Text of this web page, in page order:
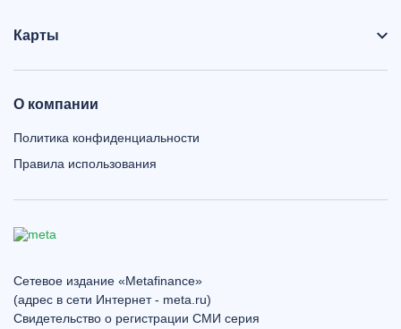
Карты
О компании
Политика конфиденциальности
Правила использования
Сетевое издание «Metafinance»
(адрес в сети Интернет - meta.ru)
Свидетельство о регистрации СМИ серия